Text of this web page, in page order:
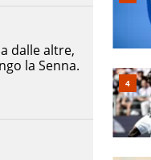
dalle altre,
la Senna.